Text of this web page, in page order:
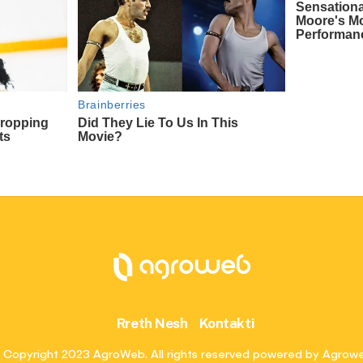
Rreth Nesh Kontakti
2023 AgroWeb. All rights reserved powered by